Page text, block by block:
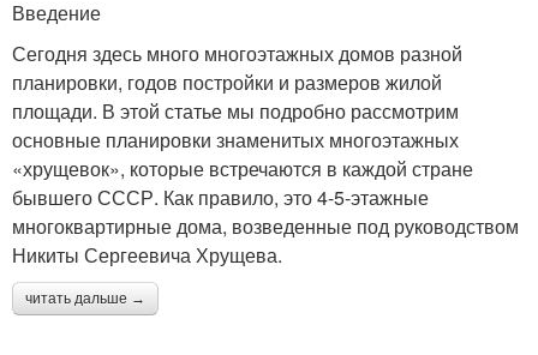
Введение
Сегодня здесь много многоэтажных домов разной
планировки, годов постройки и размеров жилой
площади. В этой статье мы подробно рассмотрим
основные планировки знаменитых многоэтажных
«хрущевок», которые встречаются в каждой стране
бывшего СССР. Как правило, это 4-5-этажные
многоквартирные дома, возведенные под руководством
Никиты Сергеевича Хрущева.
читать дальше →